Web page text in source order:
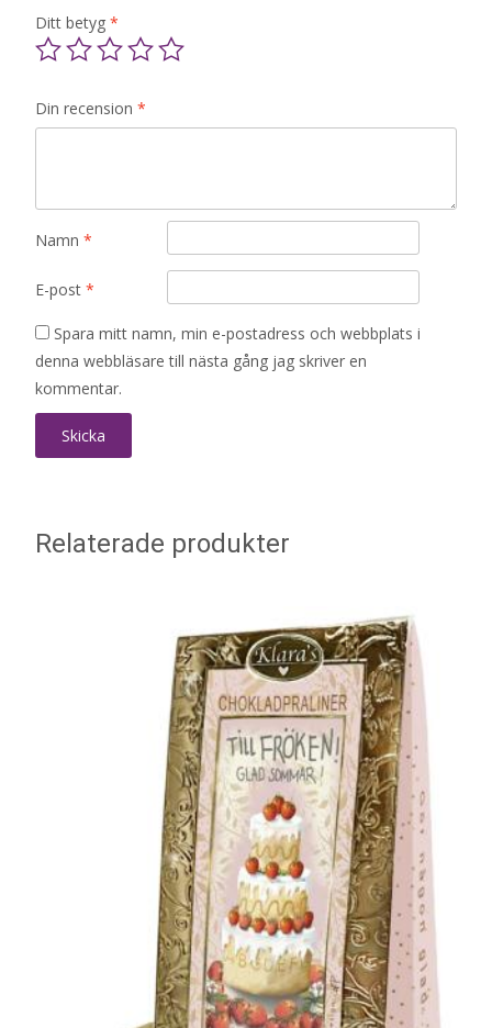
Ditt betyg *
Din recension *
Namn *
E-post *
Spara mitt namn, min e-postadress och webbplats i
denna webbläsare till nästa gång jag skriver en
kommentar.
Relaterade produkter